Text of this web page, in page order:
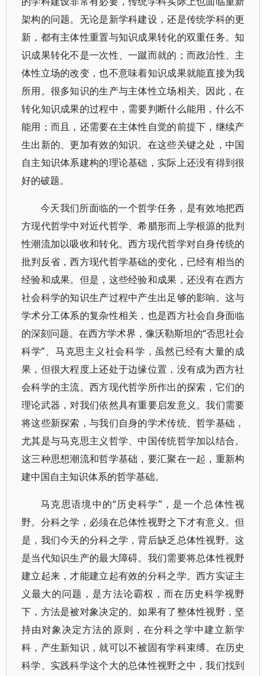
架构的问题。无论是新学科建设，还是传统学科的更
新，都有主体性重置与知识成果转化的双重任务。知
识成果转化不是一次性、一蹴而就的；而政治性、主
体性立场的改变，也不意味着知识成果就能直接为我
所用。很多知识的生产与主体性立场相关。因此，在
转化知识成果的过程中，需要判断什么能用，什么不
能用；而且，还需要在主体性自觉的前提下，继续产
生出新的、更加有效的知识。在这些关键之处，中国
自主知识体系建构的理论基础，实际上还没有得到很
好的破题。
今天我们所面临的一个哲学任务，是有效地把西
方现代哲学中对近代哲学、希腊形而上学根源的批判
性潮流加以吸收和转化。西方现代哲学对自身传统的
批判反省，西方现代哲学基础的变化，已经有相当的
经验和成果。但是，这些经验和成果，还没有在西方
社会科学的知识生产过程中产生出足够的影响。这与
学术分工体系的复杂性相关，也是西方社会自身面临
的深刻问题。在西方学术界，像沃勒斯坦的“否思社会
科学”、马克思主义社会科学，虽然已经有大量的成
果，但很大程度上还处于边缘位置，没有成为西方社
会科学的主流。西方现代哲学所作出的探索，它们的
理论武器，对我们依然具有重要启发意义。我们需要
将这些新探索，与我们自身的学术传统、哲学基础，
尤其是与马克思主义哲学、中国传统哲学加以结合。
这三种思想潮流和哲学基础，要汇聚在一起，重新构
建中国自主知识体系的哲学基础。
马克思语境中的“历史科学”，是一个总体性视
野。分科之学，必须在总体性视野之下才有意义。但
是，我们今天的分科之学，背后缺乏总体性视野。这
是当代知识生产的最大障碍。我们需要将总体性视野
建立起来，才能建立起有效的分科之学。西方实证主
义最大的问题，是方法论霸权，而在历史科学视野
下，方法是被对象决定的。如果有了整体性视野，坚
持由对象决定方法的原则，在分科之学中建立新学
科，产生新知识，就可以不被固有学科束缚。在历史
科学、实践科学这个大的总体性视野之中，我们找到